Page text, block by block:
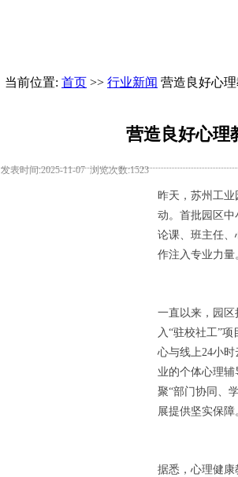
当前位置: 首页 >> 行业新闻 营造良好心
营造良好心理
发表时间:2025-11-07 浏览次数:1523
昨天，苏州工
动。首批园区中
论课、班主任
作注入专业力量
一直以来，园区
入“驻校社工”
心与线上24小
业的个体心理辅
聚“部门协同、
展提供坚实保障
据悉，心理健